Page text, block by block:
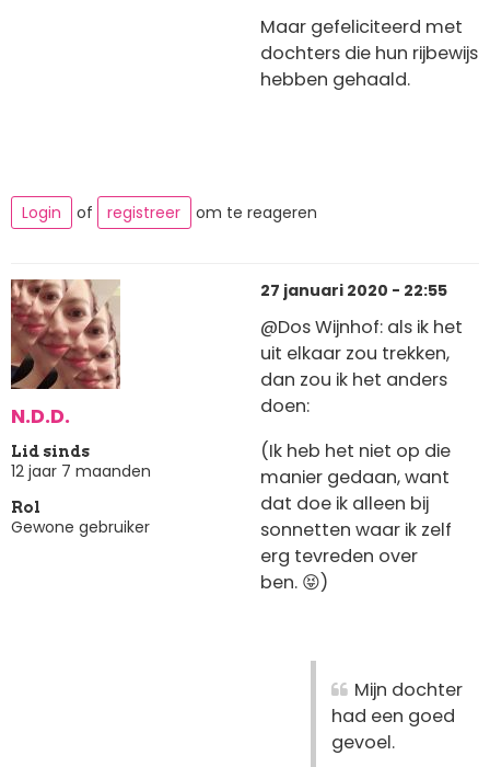
Maar gefeliciteerd met
dochters die hun rijbewijs
hebben gehaald.
Login of registreer om te reageren
N.D.D.
Lid sinds
12 jaar 7 maanden
Rol
Gewone gebruiker
27 januari 2020 - 22:55
@Dos Wijnhof: als ik het
uit elkaar zou trekken,
dan zou ik het anders
doen:
(Ik heb het niet op die
manier gedaan, want
dat doe ik alleen bij
sonnetten waar ik zelf
erg tevreden over
ben. 😝)
Mijn dochter
had een goed
gevoel.